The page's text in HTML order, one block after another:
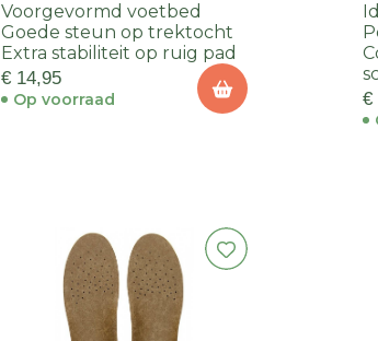
Voorgevormd voetbed
Goede steun op trektocht
Extra stabiliteit op ruig pad
€ 14,95
Op voorraad
€